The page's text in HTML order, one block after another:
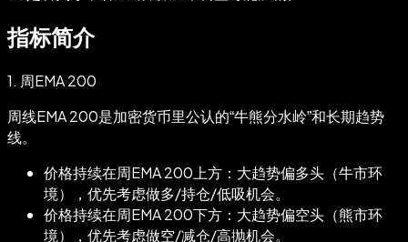
指标简介
1. 周EMA 200
周线EMA 200是加密货币里公认的“牛熊分水岭”和长期趋势
线。
价格持续在周EMA 200上方：大趋势偏多头（牛市环
境），优先考虑做多/持仓/低吸机会。
价格持续在周EMA 200下方：大趋势偏空头（熊市环
境），优先考虑做空/减仓/高抛机会。